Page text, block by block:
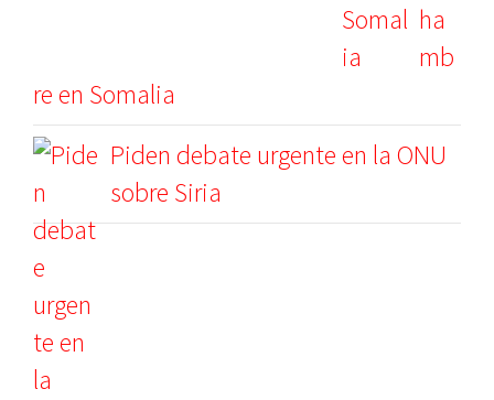
ha
mb
re en Somalia
Piden debate urgente en la ONU
sobre Siria